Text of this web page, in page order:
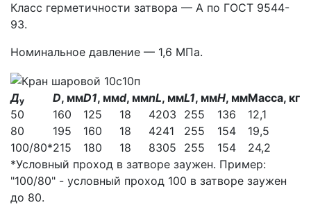
Класс герметичности затвора — А по ГОСТ 9544-
93.
Номинальное давление — 1,6 МПа.
Ду D, ммD1, ммd, ммnL, ммL1, ммН, ммМасса, кг
50
160 125 18 4203 255 136
12,1
80
195 160 18 4241 255 154
19,5
100/80*215 180 18 8305 255 154
24,2
*Условный проход в затворе заужен. Пример:
"100/80" - условный проход 100 в затворе заужен
до 80.